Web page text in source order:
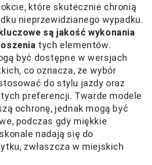
które skutecznie chronią
nieprzewidzianego wypadku.
są jakość wykonania
tych elementów.
być dostępne w wersjach
co oznacza, że wybór
do stylu jazdy oraz
preferencji. Twarde modele
ochronę, jednak mogą być
podczas gdy miękkie
nadają się do
zwłaszcza w miejskich